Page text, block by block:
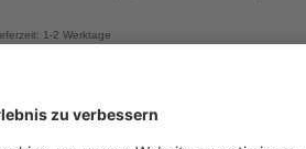
1-2 Werktage
201A - alternativer Toner